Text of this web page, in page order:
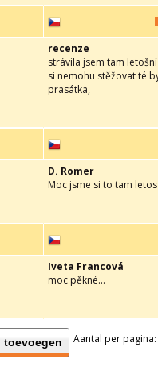
recenze
strávila jsem tam
si nemohu stěžovat té
prasátka,
D. Romer
Moc jsme si to tam
Iveta Francová
moc pěkné...
toevoegen Aantal per pagina: